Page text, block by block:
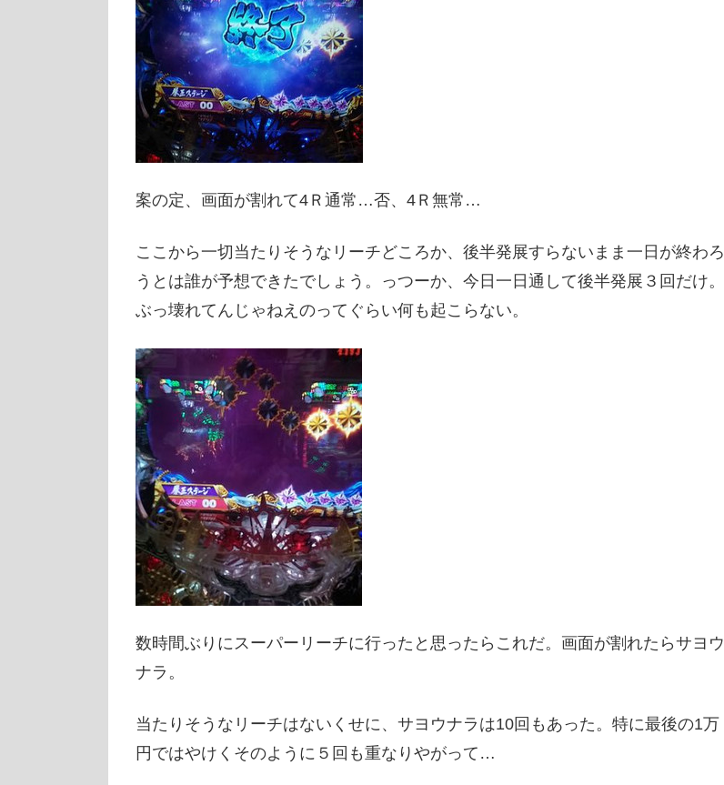
案の定、画面が割れて4Ｒ通常…否、4Ｒ無常…
ここから一切当たりそうなリーチどころか、後半発展すらないまま一日が終わろ
うとは誰が予想できたでしょう。っつーか、今日一日通して後半発展３回だけ。
ぶっ壊れてんじゃねえのってぐらい何も起こらない。
数時間ぶりにスーパーリーチに行ったと思ったらこれだ。画面が割れたらサヨウ
ナラ。
当たりそうなリーチはないくせに、サヨウナラは10回もあった。特に最後の1万
円ではやけくそのように５回も重なりやがって…